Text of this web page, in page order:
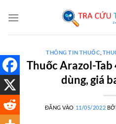
qua
THÔNG TIN THUỐC
Thuốc Arazol-
dùng, giá
ĐĂNG VÀO 11/05/2022